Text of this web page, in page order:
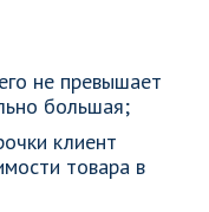
не превышает
большая;
клиент
товара в